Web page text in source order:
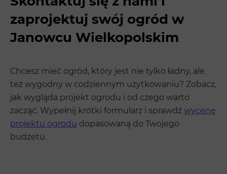
zaprojektuj swój ogród w
Janowcu Wielkopolskim
Chcesz mieć ogród, który jest nie tylko ładny, ale
też wygodny w codziennym użytkowaniu? Zobacz,
jak wygląda projekt ogrodu i od czego warto
zacząć. Wypełnij krótki formularz i sprawdź wycenę
projektu ogrodu dopasowaną do Twojego
budżetu.